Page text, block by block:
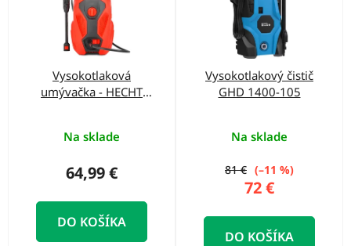
Vysokotlaková
umývačka - HECHT
Na sklade
64,99 €
DO KOŠÍKA
Vysokotlakový čistič
GHD 1400-105
Na sklade
72 €
81 € (–11 %)
DO KOŠÍKA